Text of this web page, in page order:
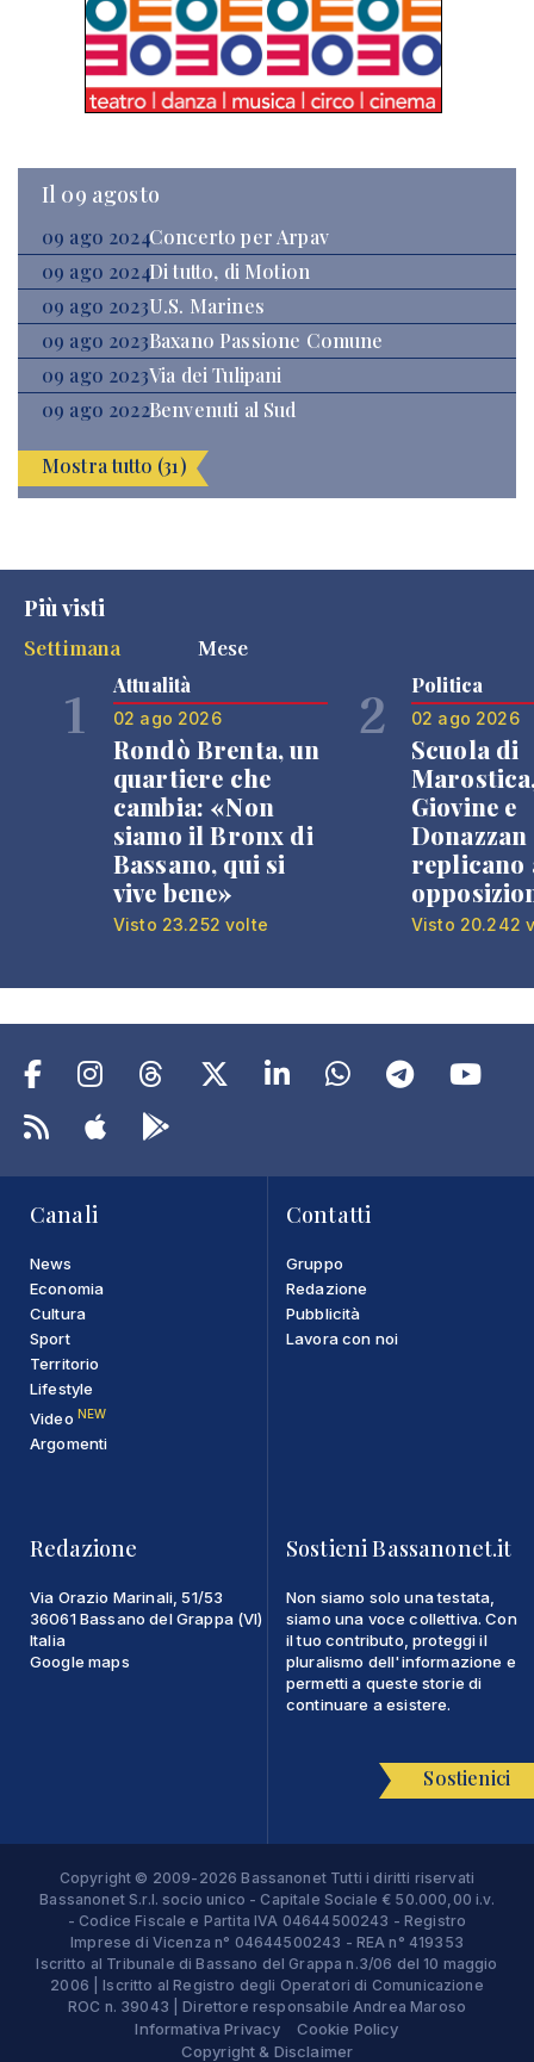
Il 09 agosto
09 ago 2024Concerto per Arpav
09 ago 2024Di tutto, di Motion
09 ago 2023U.S. Marines
09 ago 2023Baxano Passione Comune
09 ago 2023Via dei Tulipani
09 ago 2022Benvenuti al Sud
Mostra tutto (31)
Più visti
Settimana
Mese
1 Attualità
02 ago 2026
Rondò Brenta, un
quartiere che
cambia: «Non
siamo il Bronx di
Bassano, qui si
vive bene»
Visto 23.252 volte
2 Politica
02 ago 2026
Scuola di
Giovine e
Donazzan
replicano
Visto 20.242
Canali
News
Economia
Cultura
Sport
Territorio
Lifestyle
Video NEW
Argomenti
Contatti
Gruppo
Redazione
Pubblicità
Lavora con noi
Redazione
Via Orazio Marinali, 51/53
36061 Bassano del Grappa (VI)
Italia
Google maps
Sostieni Bassanonet.it
Non siamo solo una testata,
siamo una voce collettiva. Con
il tuo contributo, proteggi il
pluralismo dell'informazione e
permetti a queste storie di
continuare a esistere.
Sostienici
Copyright © 2009-2026 Bassanonet Tutti i diritti riservati
Bassanonet S.r.l. socio unico - Capitale Sociale € 50.000,00 i.v.
- Codice Fiscale e Partita IVA 04644500243 - Registro
Imprese di Vicenza n° 04644500243 - REA n° 419353
Iscritto al Tribunale di Bassano del Grappa n.3/06 del 10 maggio
2006 | Iscritto al Registro degli Operatori di Comunicazione
ROC n. 39043 | Direttore responsabile Andrea Maroso
Informativa Privacy
Cookie Policy
Copyright & Disclaimer